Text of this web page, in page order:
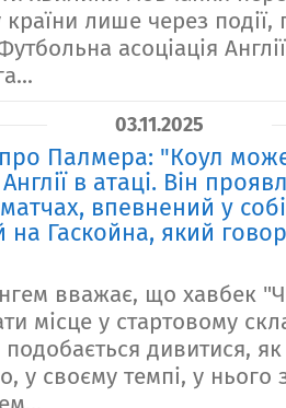
країни лише через події,
асоціація
03.11.2025
Палмера: "Коул
в атаці. Він
впевнений у
на Гаскойна, який
вважає, що хавбек
місце у стартовому
подобається дивитися,
у своєму темпі, у нього